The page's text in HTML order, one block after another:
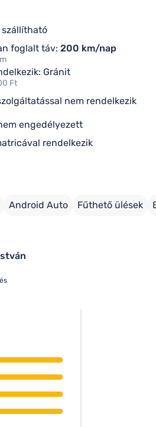
szállítható
foglalt táv: 200 km/nap
Gránit
Ft
nem rendelkezik
engedélyezett
rendelkezik
Android Auto Fűthető ülések